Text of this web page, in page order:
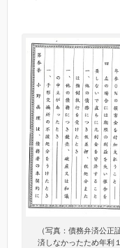
（写真：債務弁済公
済しなかったため年利